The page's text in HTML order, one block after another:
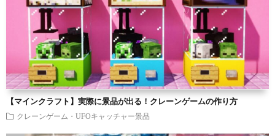
【マインクラフト】実際に景品が出る！クレーンゲームの作り方
クレーンゲーム・UFOキャッチャー景品